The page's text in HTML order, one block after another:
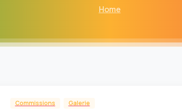
Home
Commissions Galerie